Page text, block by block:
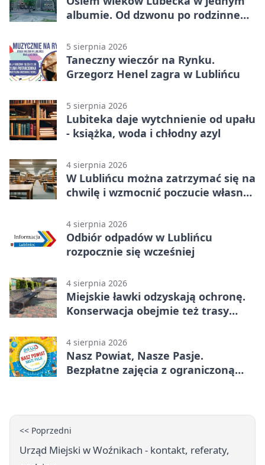
albumie. Od dzwonu po rodzinne
5 sierpnia 2026
Taneczny wieczór na Rynku.
Grzegorz Henel zagra w Lublińcu
5 sierpnia 2026
Lubiteka daje wytchnienie od upału
- książka, woda i chłodny azyl
4 sierpnia 2026
W Lublińcu można zatrzymać się na
chwilę i wzmocnić poczucie własnej
4 sierpnia 2026
Odbiór odpadów w Lublińcu
rozpocznie się wcześniej
4 sierpnia 2026
Miejskie ławki odzyskają ochronę.
Konserwacja obejmie też trasy
4 sierpnia 2026
Nasz Powiat, Nasze Pasje.
Bezpłatne zajęcia z ograniczoną
<< Poprzedni
Urząd Miejski w Woźnikach - kontakt, referaty,